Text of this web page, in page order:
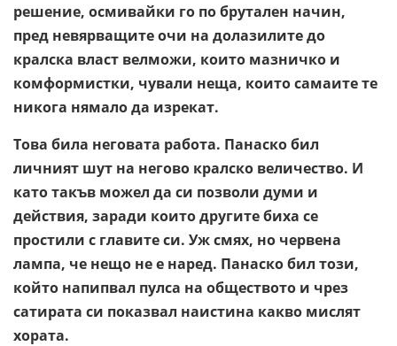
решение, осмивайки го по брутален начин,
пред невярващите очи на долазилите до
кралска власт велможи, които мазничко и
комформистки, чували неща, които самаите те
никога нямало да изрекат.
Това била неговата работа. Панаско бил
личният шут на негово кралско величество. И
като такъв можел да си позволи думи и
действия, заради които другите биха се
простили с главите си. Уж смях, но червена
лампа, че нещо не е наред. Панаско бил този,
който напипвал пулса на обществото и чрез
сатирата си показвал наистина какво мислят
хората.